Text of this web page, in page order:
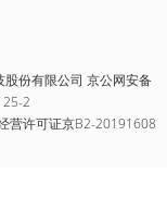
份有限公司 京公网安备
2
营许可证京B2-20191608